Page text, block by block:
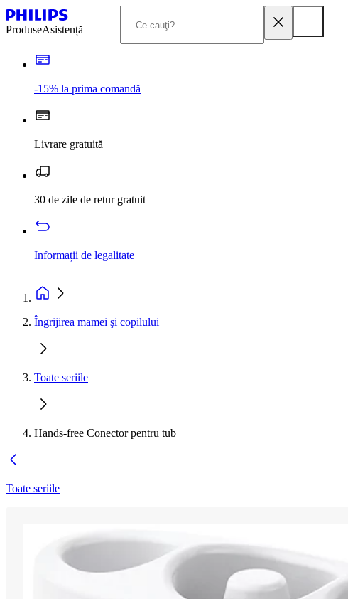
ProduseAsistență
-15% la prima comandă
Livrare gratuită
30 de zile de retur gratuit
Informații de legalitate
Îngrijirea mamei şi copilului
Toate seriile
Hands-free Conector pentru tub
Toate seriile